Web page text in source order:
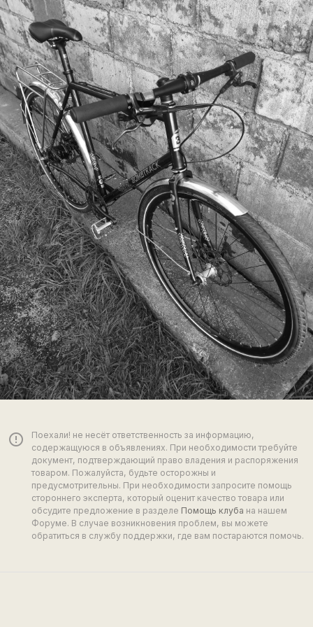
error_outline
Поехали! не несёт ответственность за информацию,
содержащуюся в объявлениях. При необходимости требуйте
документ, подтверждающий право владения и распоряжения
товаром. Пожалуйста, будьте осторожны и
предусмотрительны. При необходимости запросите помощь
стороннего эксперта, который оценит качество товара или
обсудите предложение в разделе Помощь клуба на нашем
Форуме. В случае возникновения проблем, вы можете
обратиться в службу поддержки, где вам постараются помочь.